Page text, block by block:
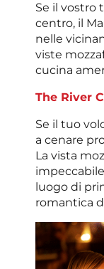
Se il vostro
centro, il
nelle
viste
cucina
The River
Se il tuo
a cenare
La vista
luogo di
romantica